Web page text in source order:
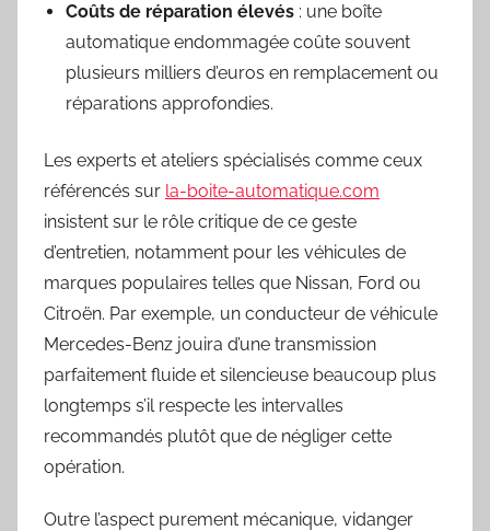
Coûts de réparation élevés : une boîte
automatique endommagée coûte souvent
plusieurs milliers d’euros en remplacement ou
réparations approfondies.
Les experts et ateliers spécialisés comme ceux
référencés sur la-boite-automatique.com
insistent sur le rôle critique de ce geste
d’entretien, notamment pour les véhicules de
marques populaires telles que Nissan, Ford ou
Citroën. Par exemple, un conducteur de véhicule
Mercedes-Benz jouira d’une transmission
parfaitement fluide et silencieuse beaucoup plus
longtemps s’il respecte les intervalles
recommandés plutôt que de négliger cette
opération.
Outre l’aspect purement mécanique, vidanger